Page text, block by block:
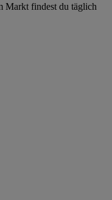
Markt findest du täglich